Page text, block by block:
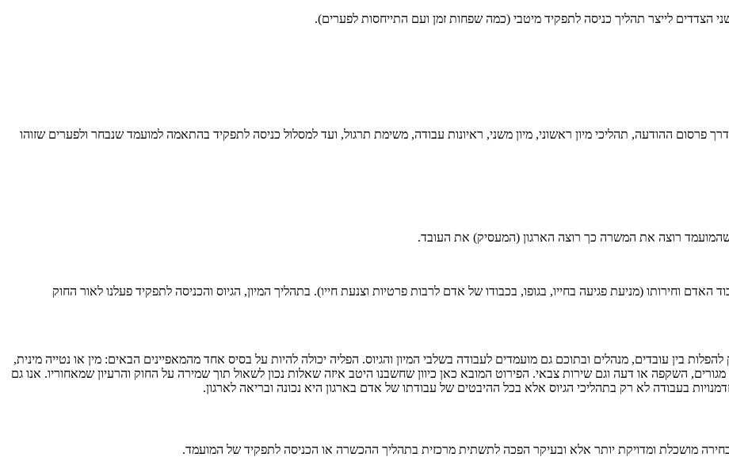
הצדדים לייצר תהליך כניסה לתפקיד מיטבי (כמה שפחות זמן ועם התייחסות לפערים).
ההודעה, תהליכי מיון ראשוני, מיון משני, ראיונות עבודה, משימת תרגול, ועד למסלול כניסה לתפקיד בהתאמה למועמד שנבחר ולפערים שזוהו
שהמועמד רוצה את המשרה כך רוצה הארגון (המעסיק) את העובד.
מטרת החוק להגן על כבוד האדם וחירותו (מניעת פגיעה בחייו, בגופו, בכבודו של אדם לרבות פרטיות וצנעת חייו). בתהליך המיון, הגיוס והכניסה לתפקיד פעלנו לאור החוק
בעצם אוסר על מעסיק להפלות בין עובדים, מנהלים ובתוכם גם מועמדים לעבודה בשלבי המיון והגיוס. הפליה יכולה להיות על בסיס אחד מהמאפיינים הבאים: מין או נטייה מינית,
השקפה או דעה וגם שירות צבאי. הפירוט המובא כאן כיוון שחשבנו היטב איזה שאלות נכון לשאול תוך שמירה על החוק והרעיון שמאחוריו. אנו גם
בעבודה לא רק בתהליכי הגיוס אלא בכל ההיבטים של עבודתו של אדם בארגון היא נכונה ובריאה לארגון.
מושכלת ומדויקת יותר אלא ובעיקר הפכה לתשתית מרכזית בתהליך ההכשרה או הכניסה לתפקיד של המועמד.